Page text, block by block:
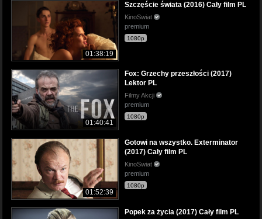
01:38:19
Szczęście świata (2016) Cały film PL
KinoSwiat
premium
1080p
01:40:41
Fox: Grzechy przeszłości (2017)
Lektor PL
Filmy Akcji
premium
1080p
01:52:39
Gotowi na wszystko. Exterminator
(2017) Cały film PL
KinoSwiat
premium
1080p
Popek za życia (2017) Cały film PL